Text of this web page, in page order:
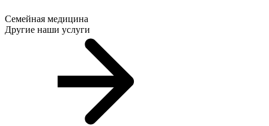
Семейная медицина
Другие наши услуги